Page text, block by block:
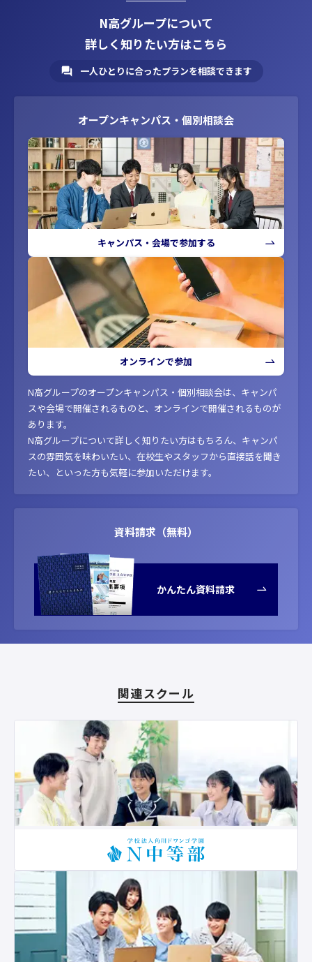
N高グループについて
詳しく知りたい方はこちら
一人ひとりに合ったプランを相談できます
オープンキャンパス・個別相談会
キャンパス・会場で参加する
オンラインで参加
N高グループのオープンキャンパス・個別相談会は、キャンパ
スや会場で開催されるものと、オンラインで開催されるものが
あります。
N高グループについて詳しく知りたい方はもちろん、キャンパ
スの雰囲気を味わいたい、在校生やスタッフから直接話を聞き
たい、といった方も気軽に参加いただけます。
資料請求（無料）
かんたん資料請求
関連スクール